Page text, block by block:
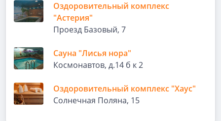
Оздоровительный комплекс
"Астерия"
Проезд Базовый, 7
Сауна "Лисья нора"
Космонавтов, д.14 б к 2
Оздоровительный комплекс "Хаус"
Солнечная Поляна, 15